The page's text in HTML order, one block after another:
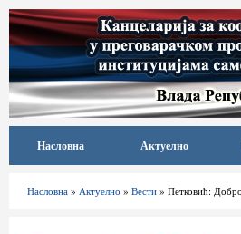
Насловна Актуелно
Насловна » Актуелно » Вести » Петковић: